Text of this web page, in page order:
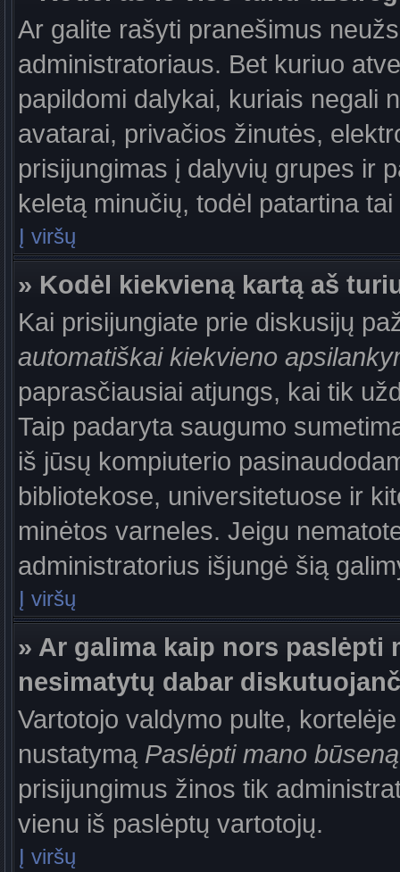
Ar galite rašyti pranešimus
administratoriaus. Bet kuriuo
papildomi dalykai, kuriais negali
avatarai, privačios žinutės,
prisijungimas į dalyvių grupes ir
keletą minučių, todėl patartina
Į viršų
» Kodėl kiekvieną kartą aš
Kai prisijungiate prie diskusijų
automatiškai kiekvieno
paprasčiausiai atjungs, kai tik
Taip padaryta saugumo
iš jūsų kompiuterio
bibliotekose, universitetuose ir
minėtos varneles. Jeigu
administratorius išjungė šią
Į viršų
» Ar galima kaip nors paslėpti
nesimatytų dabar
Vartotojo valdymo pulte,
nustatymą Paslėpti mano būseną
prisijungimus žinos tik
vienu iš paslėptų vartotojų.
Į viršų